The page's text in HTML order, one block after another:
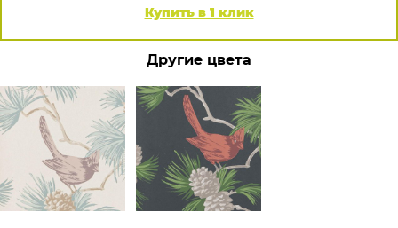
Купить в 1 клик
Другие цвета